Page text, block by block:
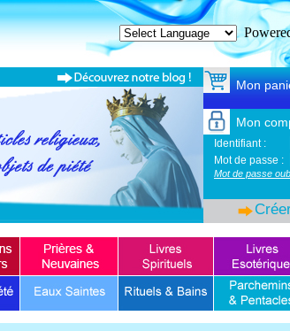
Mon
Mon
Identifiant :
Mot de passe :
Mot de passe